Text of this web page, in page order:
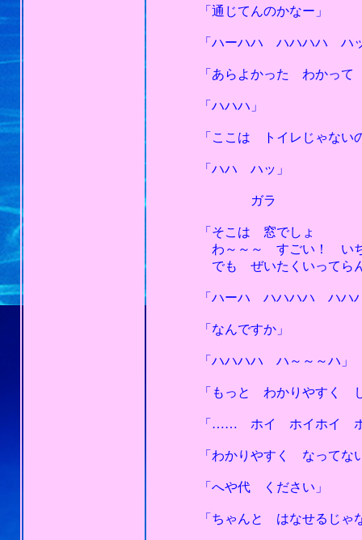
「通じてんのかなー」
「ハーハハ ハハハハ ハッ
「あらよかった わかって く
「ハハハ」
「ここは トイレじゃないの
「ハハ ハッ」
ガラ
「そこは 窓でしょ
わ～～～ すごい！ いちお
でも ぜいたくいってらんな
「ハーハ ハハハハ ハハ
「なんですか」
「ハハハハ ハ～～～ハ」
「もっと わかりやすく しゃ
「…… ホイ ホイホイ ホ
「わかりやすく なってない
「へや代 ください」
「ちゃんと はなせるじゃな